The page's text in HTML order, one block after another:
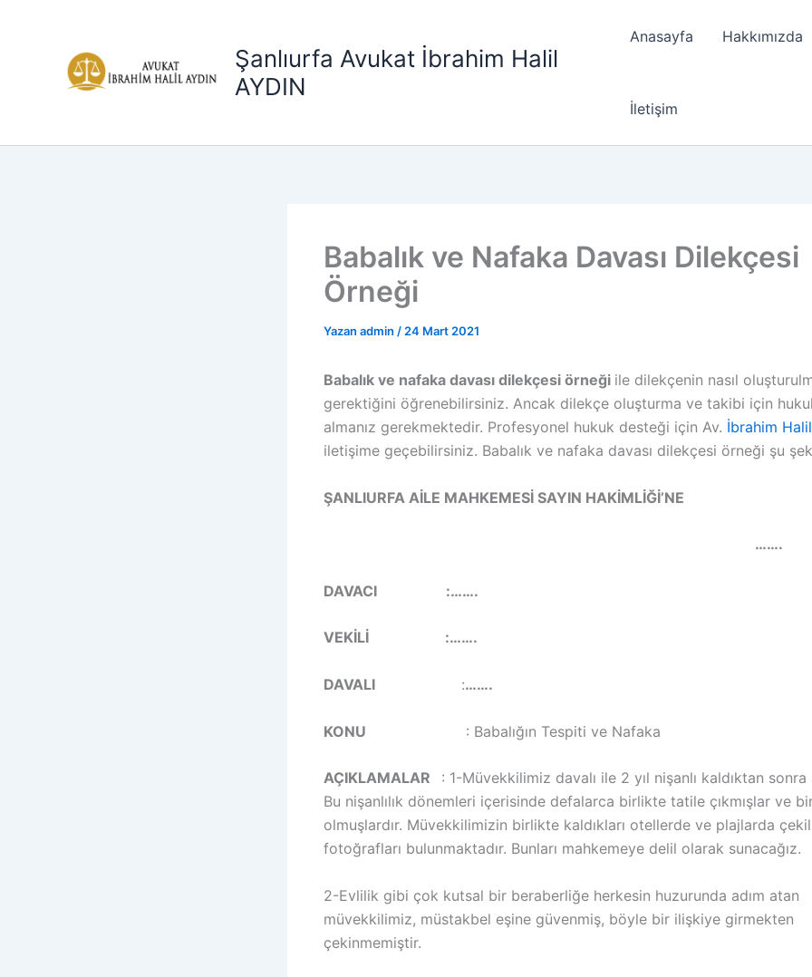
Şanlıurfa Avukat İbrahim Halil
AYDIN
Anasayfa Hakkımızda
İletişim
Babalık ve Nafaka Davası Dilekçesi
Örneği
Yazan admin / 24 Mart 2021
Babalık ve nafaka davası dilekçesi örneği ile dilekçenin nasıl
gerektiğini öğrenebilirsiniz. Ancak dilekçe oluşturma ve takibi için
almanız gerekmektedir. Profesyonel hukuk desteği için Av. İbrahim
iletişime geçebilirsiniz. Babalık ve nafaka davası dilekçesi örneği şu
ŞANLIURFA AİLE MAHKEMESİ SAYIN HAKİMLİĞİ’NE
…….
DAVACI :…….
VEKİLİ :…….
DAVALI :…….
KONU : Babalığın Tespiti ve Nafaka
AÇIKLAMALAR : 1-Müvekkilimiz davalı ile 2 yıl nişanlı kaldıktan sonra
Bu nişanlılık dönemleri içerisinde defalarca birlikte tatile çıkmışlar ve
olmuşlardır. Müvekkilimizin birlikte kaldıkları otellerde ve plajlarda
fotoğrafları bulunmaktadır. Bunları mahkemeye delil olarak sunacağız.
2-Evlilik gibi çok kutsal bir beraberliğe herkesin huzurunda adım atan
müvekkilimiz, müstakbel eşine güvenmiş, böyle bir ilişkiye girmekten
çekinmemiştir.